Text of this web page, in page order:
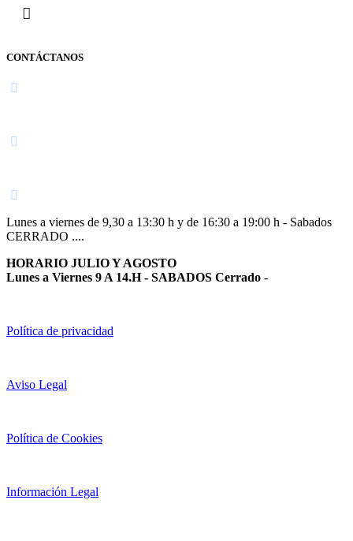
CONTÁCTANOS
Lunes a viernes de 9,30 a 13:30 h y de 16:30 a 19:00 h - Sabados
CERRADO ....
HORARIO JULIO Y AGOSTO
Lunes a Viernes 9 A 14.H - SABADOS Cerrado -
Política de privacidad
Aviso Legal
Política de Cookies
Información Legal